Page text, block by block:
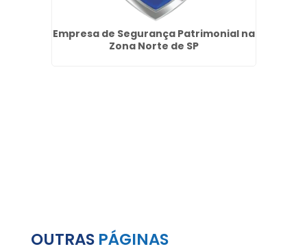
Empresa de Segurança Patrimonial na
Zona Norte de SP
OUTRAS PÁGINAS